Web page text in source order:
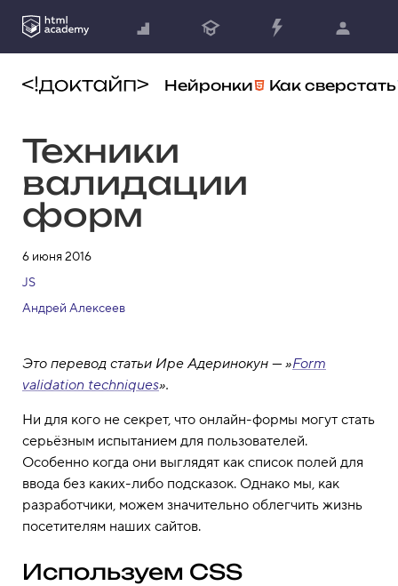
Нейронки Как сверстать
Техники
валидации
форм
6 июня 2016
JS
Андрей Алексеев
Это перевод статьи Ире Адеринокун — »Form
validation techniques».
Ни для кого не секрет, что онлайн-формы могут стать
серьёзным испытанием для пользователей.
Особенно когда они выглядят как список полей для
ввода без каких-либо подсказок. Однако мы, как
разработчики, можем значительно облегчить жизнь
посетителям наших сайтов.
Используем CSS